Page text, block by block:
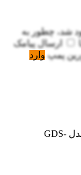
شد، چطور به
ارسال پیامک
پمپ وارد
داکت اسپلیت کم مصرف اینورتر گرین 18000 مدل GDS-